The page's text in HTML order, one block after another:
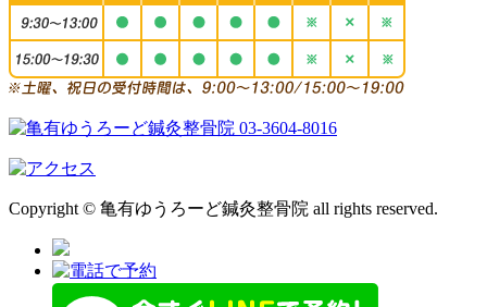
Copyright © 亀有ゆうろーど鍼灸整骨院 all rights reserved.